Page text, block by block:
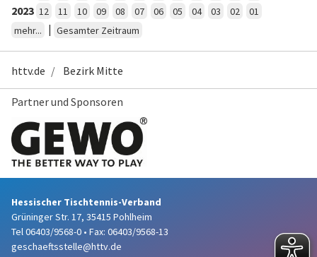
2023 12 11 10 09 08 07 06 05 04 03 02
01
mehr...
| Gesamter Zeitraum
httv.de Bezirk Mitte
Partner und Sponsoren
Hessischer Tischtennis-Verband
Grüninger Str. 17, 35415 Pohlheim
Tel 06403/9568-0 • Fax: 06403/9568-13
geschaeftsstelle@httv.de